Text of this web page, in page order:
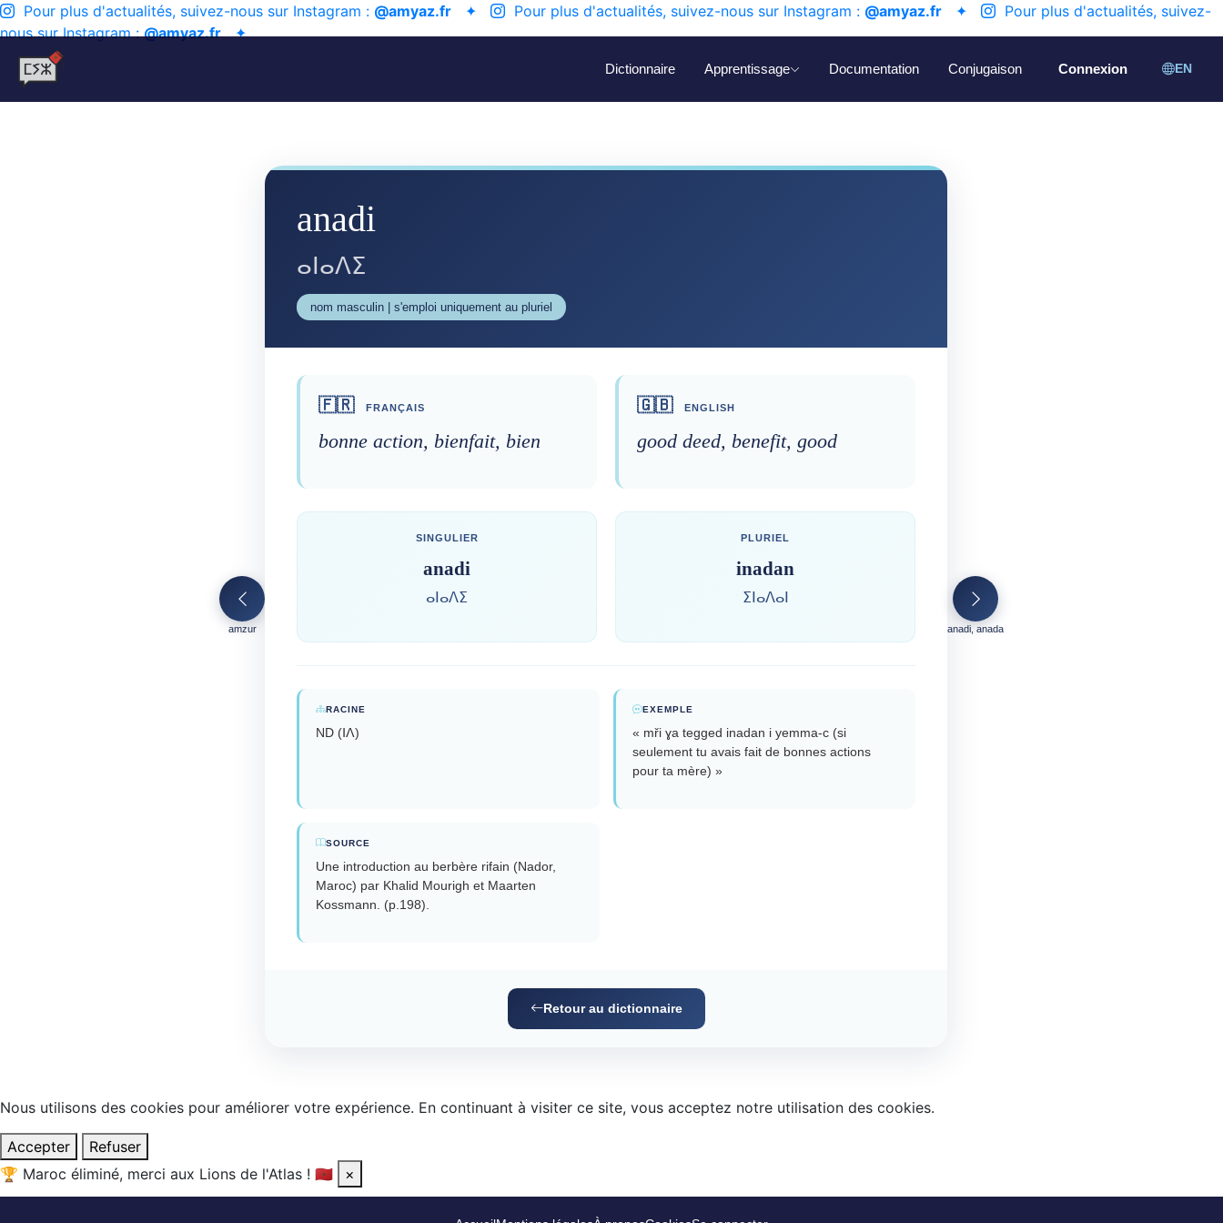
Pour plus d'actualités, suivez-nous sur Instagram : @amyaz.fr ✦ Pour plus d'actualités, suivez-nous sur Instagram : @amyaz.fr ✦
Pour plus d'actualités, suivez-
nous sur Instagram :@amyaz.fr✦
Dictionnaire Apprentissage Documentation Conjugaison Connexion EN
amzur
anadi
ⴰⵏⴰⴷⵉ
nom masculin | s'emploi uniquement au pluriel
🇫🇷 FRANÇAIS
bonne action, bienfait, bien
🇬🇧 ENGLISH
good deed, benefit, good
SINGULIER
anadi
ⴰⵏⴰⴷⵉ
PLURIEL
inadan
ⵉⵏⴰⴷⴰⵏ
RACINE
ND (ⵏⴷ)
EXEMPLE
« mři ɣa tegged inadan i yemma-c (si
seulement tu avais fait de bonnes actions
pour ta mère) »
SOURCE
Une introduction au berbère rifain (Nador,
Maroc) par Khalid Mourigh et Maarten
Kossmann. (p.198).
Retour au dictionnaire
anadi, anada
Nous utilisons des cookies pour améliorer votre expérience. En continuant à visiter ce site, vous acceptez notre utilisation des cookies.
Accepter
Refuser
🏆 Maroc éliminé, merci aux Lions de l'Atlas ! 🇲🇦 ×